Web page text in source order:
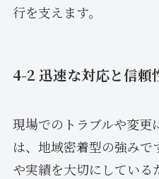
行を支えます。
4-2 迅速な対応と信頼
現場でのトラブルや変更
は、地域密着型の強み
や実績を大切にしてい